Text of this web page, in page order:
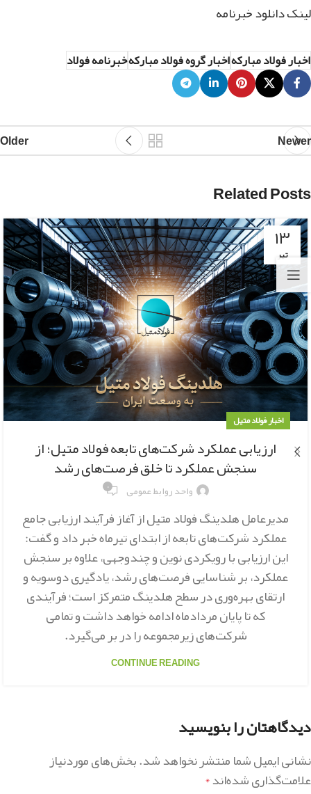
لینک دانلود خبرنامه
اخبار فولاد مبارکهاخبار گروه فولاد مبارکهخبرنامه فولاد
Newer
Older
Related Posts
۱۳
تیر
اخبار فولاد متیل
ارزیابی عملکرد شرکت‌های تابعه فولاد متیل؛ از
سنجش عملکرد تا خلق فرصت‌های رشد
واحد روابط عمومی ۰
مدیرعامل هلدینگ فولاد متیل از آغاز فرآیند ارزیابی جامع
عملکرد شرکت‌های تابعه از ابتدای تیرماه خبر داد و گفت:
این ارزیابی با رویکردی نوین و چندوجهی، علاوه بر سنجش
عملکرد، بر شناسایی فرصت‌های رشد، یادگیری دوسویه و
ارتقای بهره‌وری در سطح هلدینگ متمرکز است؛ فرآیندی
که تا پایان مردادماه ادامه خواهد داشت و تمامی
شرکت‌های زیرمجموعه را در بر می‌گیرد.
CONTINUE READING
دیدگاهتان را بنویسید
نشانی ایمیل شما منتشر نخواهد شد.بخش‌های موردنیاز
علامت‌گذاری شده‌اند*